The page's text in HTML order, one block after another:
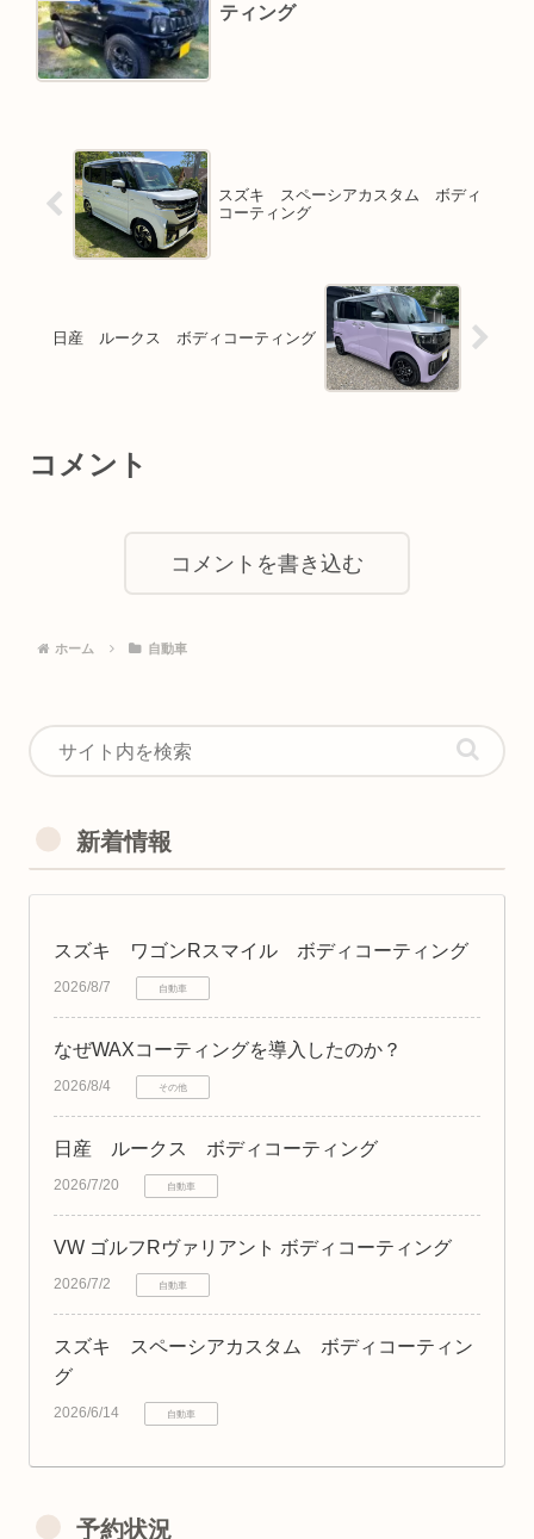
ティング
スズキ スペーシアカスタム ボディ
コーティング
日産 ルークス ボディコーティング
コメント
コメントを書き込む
ホーム 自動車
新着情報
スズキ ワゴンRスマイル ボディコーティング
2026/8/7 自動車
なぜWAXコーティングを導入したのか？
2026/8/4 その他
日産 ルークス ボディコーティング
2026/7/20 自動車
VW ゴルフRヴァリアント ボディコーティング
2026/7/2 自動車
スズキ スペーシアカスタム ボディコーティン
グ
2026/6/14 自動車
予約状況